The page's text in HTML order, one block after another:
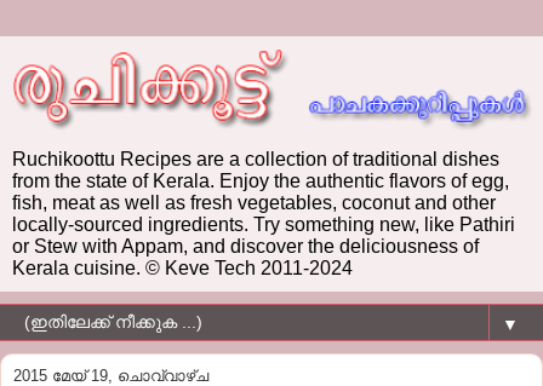
Ruchikoottu Recipes are a collection of traditional dishes
from the state of Kerala. Enjoy the authentic flavors of egg,
fish, meat as well as fresh vegetables, coconut and other
locally-sourced ingredients. Try something new, like Pathiri
or Stew with Appam, and discover the deliciousness of
Kerala cuisine. © Keve Tech 2011-2024
▼
2015 മേയ് 19, ചൊവ്വാഴ്ച